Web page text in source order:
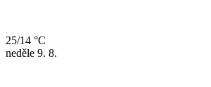
25/14 °C
neděle 9. 8.